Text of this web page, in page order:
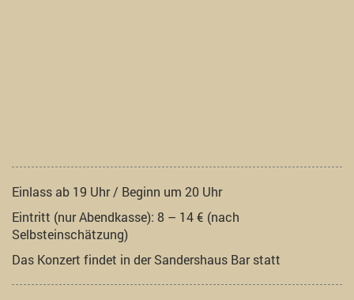
Einlass ab 19 Uhr / Beginn um 20 Uhr
Eintritt (nur Abendkasse): 8 – 14 € (nach
Selbsteinschätzung)
Das Konzert findet in der Sandershaus Bar statt